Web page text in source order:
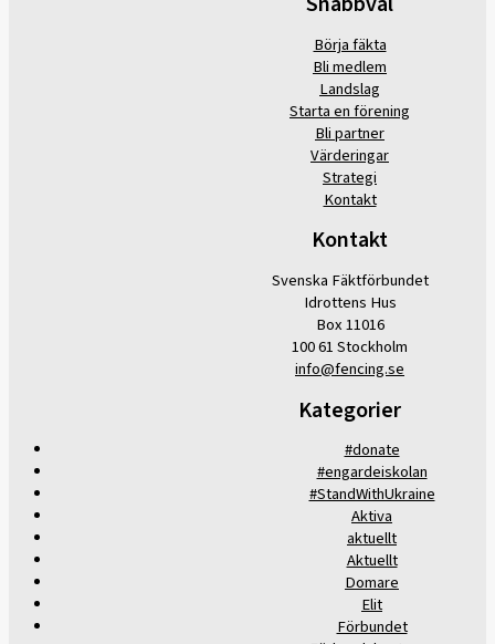
Börja fäkta
Bli medlem
Landslag
Starta en förening
Bli partner
Värderingar
Strategi
Kontakt
Kontakt
Svenska Fäktförbundet
Idrottens Hus
Box 11016
100 61 Stockholm
info@fencing.se
Kategorier
#donate
#engardeiskolan
#StandWithUkraine
Aktiva
aktuellt
Aktuellt
Domare
Elit
Förbundet